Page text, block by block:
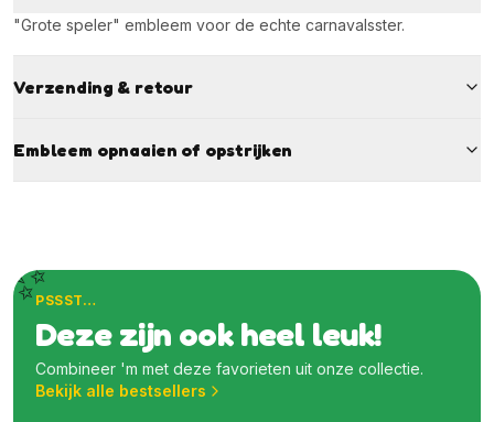
"Grote speler" embleem voor de echte carnavalsster.
Verzending & retour
Embleem opnaaien of opstrijken
PSSST…
Deze zijn ook heel leuk!
Combineer 'm met deze favorieten uit onze collectie.
Bekijk alle bestsellers